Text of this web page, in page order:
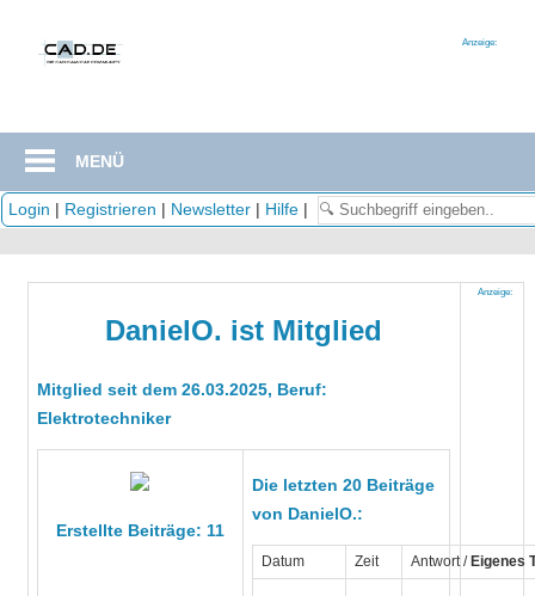
Anzeige:
MENÜ
Login | Registrieren | Newsletter | Hilfe |
DanielO. ist Mitglied
Mitglied seit dem 26.03.2025, Beruf:
Elektrotechniker
Erstellte Beiträge: 11
Die letzten 20 Beiträge
von DanielO.:
Datum Zeit Antwort /Eigenes
Anzeige: